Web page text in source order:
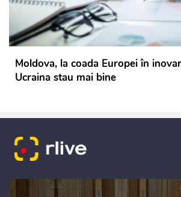
Moldova, la coada Europei în
Ucraina stau mai bine